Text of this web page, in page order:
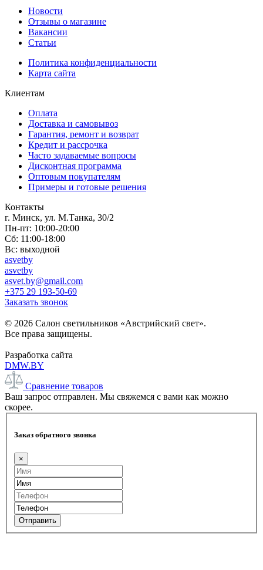
Новости
Отзывы о магазине
Вакансии
Статьи
Политика конфиденциальности
Карта сайта
Клиентам
Оплата
Доставка и самовывоз
Гарантия, ремонт и возврат
Кредит и рассрочка
Часто задаваемые вопросы
Дисконтная программа
Оптовым покупателям
Примеры и готовые решения
Контакты
г. Минск, ул. М.Танка, 30/2
Пн-пт: 10:00-20:00
Сб: 11:00-18:00
Вс: выходной
asvetby
asvetby
asvet.by@gmail.com
+375 29 193-50-69
Заказать звонок
© 2026 Салон светильников «Австрийский свет».
Все права защищены.
Разработка сайта
DMW.BY
Сравнение товаров
Ваш запрос отправлен. Мы свяжемся с вами как можно
скорее.
Заказ обратного звонка
×
Отправить